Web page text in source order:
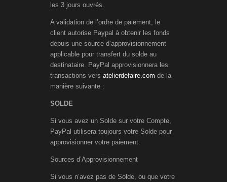
les 3 jours ouvrés.
A validation de l’ordre de paiement, le
client autorise Paypal à obtenir les fonds
depuis une source d’approvisionnement
applicable pour transfert du solde au
destinataire. PayPal approvisionnera les
transactions vers atelierdefaire.com de la
manière suivante :
SOLDE
Si vous avez un Solde sur votre Compte,
PayPal utilisera toujours votre Solde pour
approvisionner votre paiement.
Sources d’Approvisionnement
Si vous n’avez pas de Solde, ou que votre